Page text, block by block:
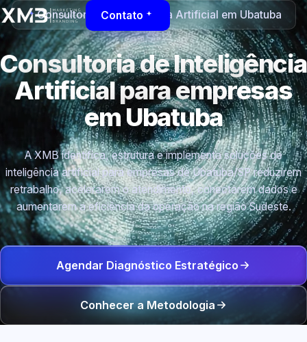
Contato
Consultoria de Inteligência Artificial em Ubatuba
Consultoria de Inteligência
Artificial para empresas
em Ubatuba
A XMB identifica, estrutura e implementa soluções de
inteligência artificial para empresas de Ubatuba/SP reduzirem
retrabalho, acelerarem o atendimento, conectarem dados e
aumentarem a eficiência da operação na região Sudeste.
Agendar Diagnóstico Estratégico
Conhecer a Metodologia